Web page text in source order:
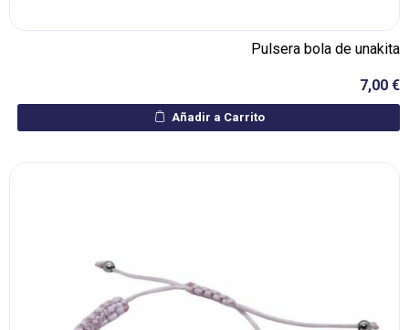
Pulsera bola de unakita
7,00 €
Añadir a Carrito